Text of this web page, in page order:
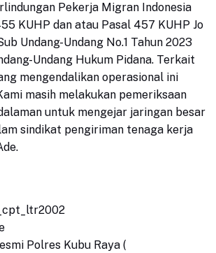
Pekerja Migran Indonesia
KUHP dan atau Pasal 457 KUHP Jo
Undang-Undang No.1 Tahun 2023
Undang Hukum Pidana. Terkait
mengendalikan operasional ini
masih melakukan pemeriksaan
untuk mengejar jaringan besar
sindikat pengiriman tenaga kerja
Polres Kubu Raya (